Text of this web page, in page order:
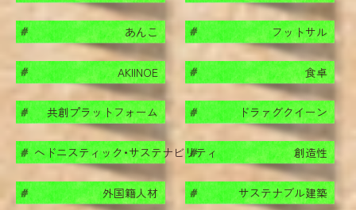
# あんこ # フットサル
# AKIINOE # 食卓
# 共創プラットフォーム # ドラァグクイーン
# ヘドニスティック・サステナビリティ
# 創造性
# 外国籍人材 # サステナブル建築